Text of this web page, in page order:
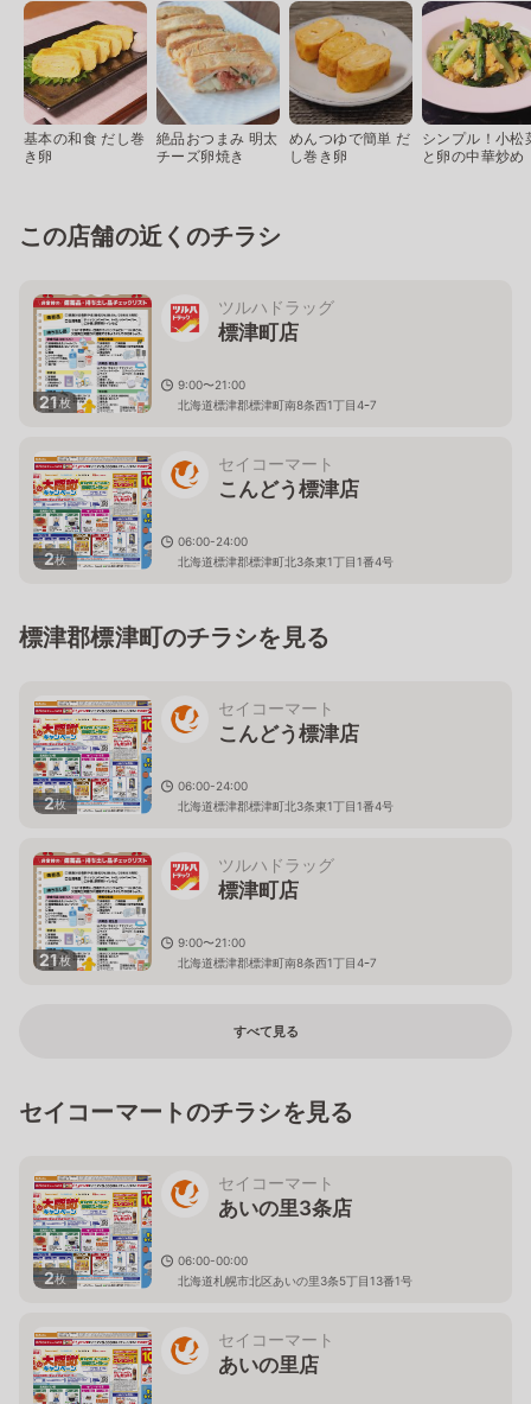
基本の和食 だし巻
き卵
絶品おつまみ 明太
チーズ卵焼き
めんつゆで簡単 だ
し巻き卵
シンプル！小松
と卵の中華炒め
この店舗の近くのチラシ
21枚
ツルハドラッグ
標津町店
9:00〜21:00
北海道標津郡標津町南8条西1丁目4ｰ7
2枚
セイコーマート
こんどう標津店
06:00-24:00
北海道標津郡標津町北3条東1丁目1番4号
標津郡標津町のチラシを見る
2枚
セイコーマート
こんどう標津店
06:00-24:00
北海道標津郡標津町北3条東1丁目1番4号
21枚
ツルハドラッグ
標津町店
9:00〜21:00
北海道標津郡標津町南8条西1丁目4ｰ7
すべて見る
セイコーマートのチラシを見る
2枚
セイコーマート
あいの里3条店
06:00-00:00
北海道札幌市北区あいの里3条5丁目13番1号
セイコーマート
あいの里店